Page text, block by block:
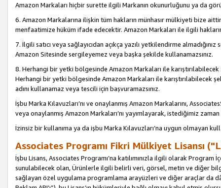
Amazon Markaları hiçbir surette ilgili Markanın okunurluğunu ya da
6. Amazon Markalarına ilişkin tüm hakların münhasır mülkiyeti bize
menfaatimize hüküm ifade edecektir. Amazon Markaları ile ilgili
7. İlgili satıcı veya sağlayıcıdan açıkça yazılı yetkilendirme
Amazon Sitesinde sergileyemez veya başka şekilde kullanamazsınız.
8. Herhangi bir yetki bölgesinde Amazon Markaları ile
Herhangi bir yetki bölgesinde Amazon Markaları ile karıştırılabilecek
adını kullanamaz veya tescili için başvuramazsınız.
İşbu Marka Kılavuzları’nı ve onaylanmış Amazon Markalarını,
veya onaylanmış Amazon Markaları’nı yayımlayarak, istediğimiz
İzinsiz bir kullanıma ya da işbu Marka Kılavuzları’na uygun olmayan
Associates Programı Fikri Mülkiyet Lisansı
İşbu Lisans, Associates Programı’na katılımınızla ilgili olarak Program
sunulabilecek olan, Ürünlerle ilgili belirli veri, görsel, metin ve diğer
sağlayan özel uygulama programlama arayüzleri ve diğer araçlar da